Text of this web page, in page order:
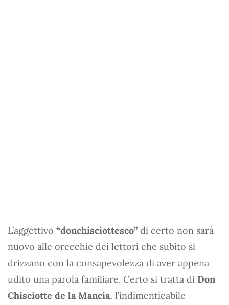
L’aggettivo “donchisciottesco” di certo non sarà
nuovo alle orecchie dei lettori che subito si
drizzano con la consapevolezza di aver appena
udito una parola familiare. Certo si tratta di Don
Chisciotte de la Mancia, l’indimenticabile